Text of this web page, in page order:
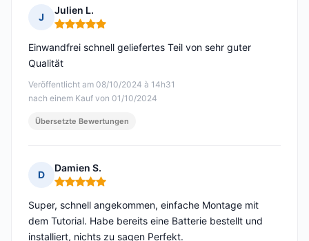
J
Julien L.
Hinweis: 5 von 5
Veröffentlicht am 08/10/2024 à 14h31
nach einem Kauf von 01/10/2024
Einwandfrei schnell geliefertes Teil von sehr guter
Qualität
Übersetzte Bewertungen
D
Damien S.
Hinweis: 5 von 5
Super, schnell angekommen, einfache Montage mit
dem Tutorial. Habe bereits eine Batterie bestellt und
installiert, nichts zu sagen Perfekt.